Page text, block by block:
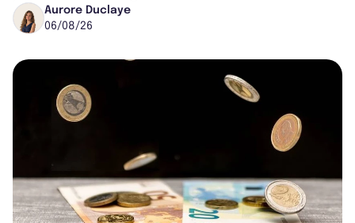
Worcester, place une plateforme logisti...
Aurore Duclaye
06/08/26